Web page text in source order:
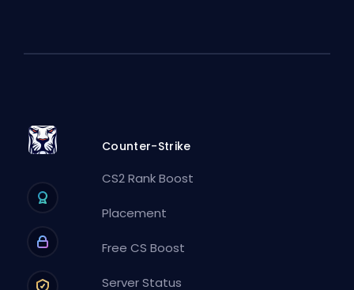
Counter-Strike
CS2 Rank Boost
Placement
Free CS Boost
Server Status